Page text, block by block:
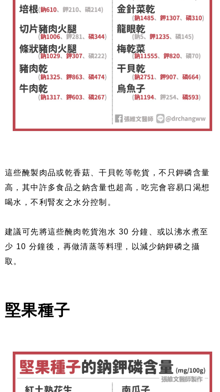
這些醃製肉品或乾香菇、干貝乾等乾貨，不只鉀磷含量
高，其中許多食品之鈉含量也超高，吃完會容易口渴想
喝水，不利腎友之水分控制。
建議可先將這些醃肉乾貨泡水 30 分鐘、或以沸水煮至
少 10 分鐘後，再做清蒸等料理，以減少鈉鉀磷之攝
取。
堅果種子